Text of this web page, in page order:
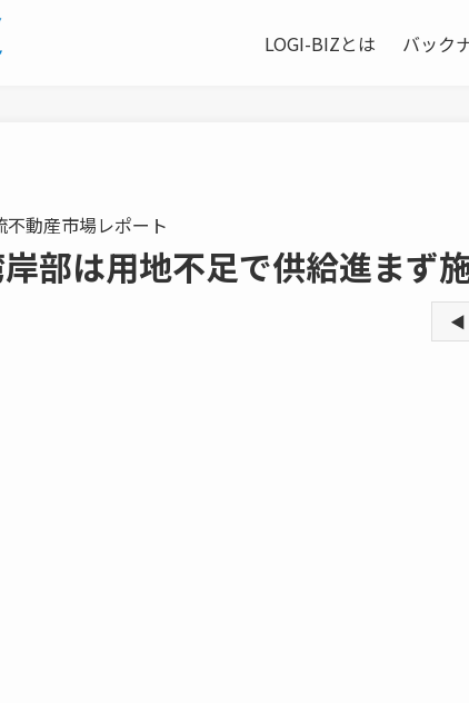
LOGI-BIZとは バック
動産市場レポート
部は用地不足で供給進まず
◀